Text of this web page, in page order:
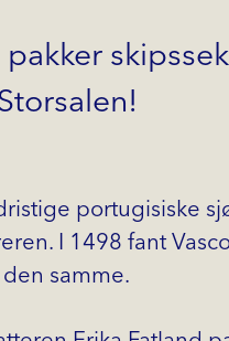
pakker
portugisiske
I 1498 fant
samme.